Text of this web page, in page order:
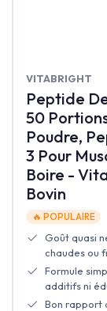
‎VITABRIGHT
Peptide
50
Poudre,
3 Pour
Boire -
Bovin
🔥 POPULAIRE
Goût quasi
chaudes ou
Formule
additifs ni
Bon rapport